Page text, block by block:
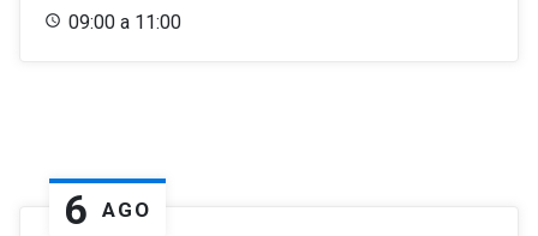
09:00 a 11:00
6 AGO